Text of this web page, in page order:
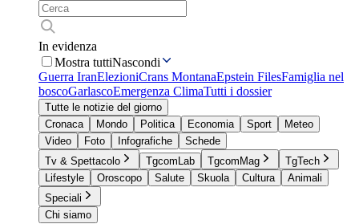
In evidenza
Mostra tuttiNascondi
Guerra IranElezioniCrans MontanaEpstein FilesFamiglia nel
boscoGarlascoEmergenza ClimaTutti i dossier
Tutte le notizie del giorno
Cronaca
Mondo Politica Economia Sport
Meteo
Video
Foto Infografiche
Schede
Tv & Spettacolo
TgcomLab TgcomMag
TgTech
Lifestyle
Oroscopo Salute Skuola Cultura
Animali
Speciali
Chi siamo